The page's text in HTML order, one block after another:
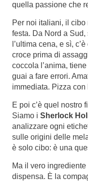
quella passione che
Per noi italiani, il cibo
festa. Da Nord a
l’ultima cena, e sì,
croce prima di
coccola l’anima,
guai a fare errori.
immediata. Pizza con
E poi c’è quel nostro
Siamo i Sherlock
analizzare ogni
sulle origini delle
è solo cibo: è una
Ma il vero
dispensa. È la